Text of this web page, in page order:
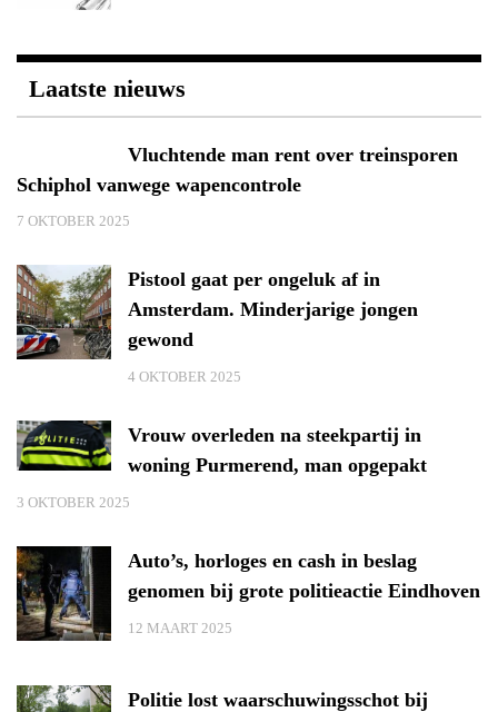
Laatste nieuws
Vluchtende man rent over treinsporen
Schiphol vanwege wapencontrole
7 OKTOBER 2025
Pistool gaat per ongeluk af in
Amsterdam. Minderjarige jongen
gewond
4 OKTOBER 2025
Vrouw overleden na steekpartij in
woning Purmerend, man opgepakt
3 OKTOBER 2025
Auto’s, horloges en cash in beslag
genomen bij grote politieactie Eindhoven
12 MAART 2025
Politie lost waarschuwingsschot bij